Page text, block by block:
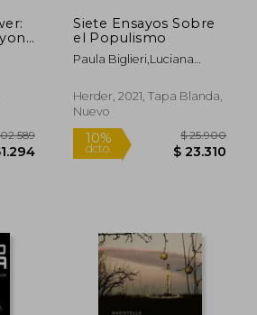
Siete Ensayos Sobre
el Populismo
Paula Biglieri,Luciana
Herder, 2021, Tapa Blanda,
Nuevo